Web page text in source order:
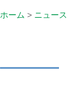
ホーム > ニュース